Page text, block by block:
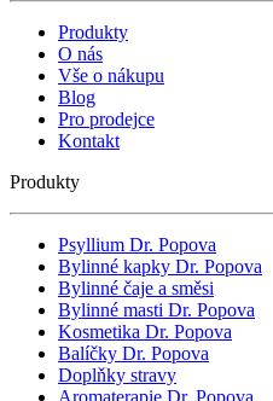
Produkty
O nás
Vše o nákupu
Blog
Pro prodejce
Kontakt
Produkty
Psyllium Dr. Popova
Bylinné kapky Dr. Popova
Bylinné čaje a směsi
Bylinné masti Dr. Popova
Kosmetika Dr. Popova
Balíčky Dr. Popova
Doplňky stravy
Aromaterapie Dr. Popova